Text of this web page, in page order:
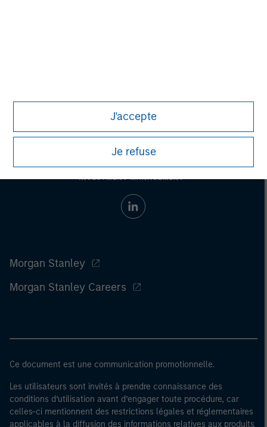
J'accepte
Je refuse
Morgan Stanley
Morgan Stanley Careers
Ce document est une communication promotionnelle.
Les utilisateurs sont invités à prendre connaissance des
conditions d’utilisation avant d’engager toute procédure, car
celles-ci mentionnent des restrictions légales et réglementaires
applicables à la diffusion des informations relatives aux produits